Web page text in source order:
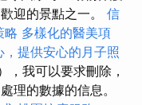
迎的景點之一。 信
略 多樣化的醫美項
，提供安心的月子照
，我可以要求刪除，
理的數據的信息。